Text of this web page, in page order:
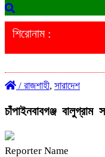
শিরোনাম :
/ রাজশাহী, সারাদেশ
চাঁপাইনবাবগঞ্জ বালুগ্রাম
Reporter Name